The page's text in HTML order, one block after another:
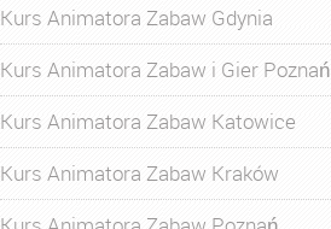
Kurs Animatora Zabaw Gdynia
Kurs Animatora Zabaw i Gier Poznań
Kurs Animatora Zabaw Katowice
Kurs Animatora Zabaw Kraków